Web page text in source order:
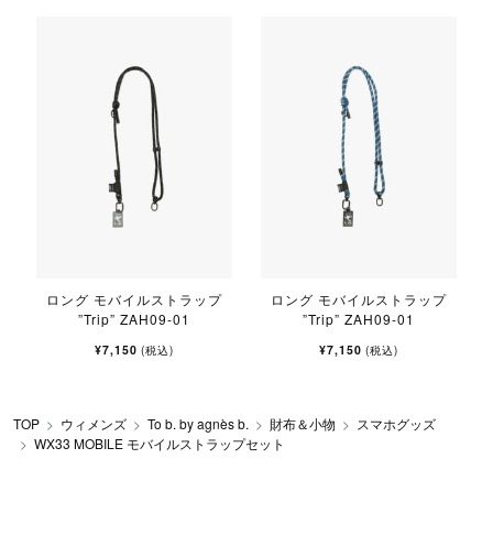
ロング モバイルストラップ
”Trip” ZAH09-01
¥7,150(税込)
ロング モバイルストラップ
”Trip” ZAH09-01
¥7,150(税込)
TOP ウィメンズ To b. by agnès b. 財布＆小物
スマホグッズ
WX33 MOBILE モバイルストラップセット